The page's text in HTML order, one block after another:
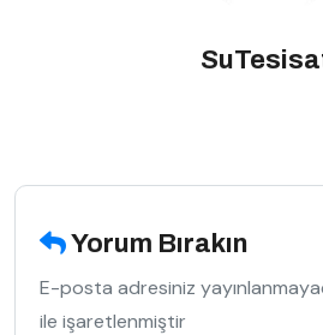
Yorum Bırakın
E-posta adresiniz
ile işaretlenmiştir